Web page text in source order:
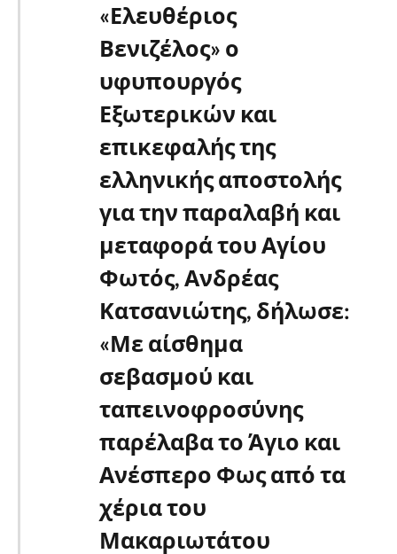
«Ελευθέριος
Βενιζέλος» ο
υφυπουργός
Εξωτερικών και
επικεφαλής της
ελληνικής αποστολής
για την παραλαβή και
μεταφορά του Αγίου
Φωτός, Ανδρέας
Κατσανιώτης, δήλωσε:
«Με αίσθημα
σεβασμού και
ταπεινοφροσύνης
παρέλαβα το Άγιο και
Ανέσπερο Φως από τα
χέρια του
Μακαριωτάτου